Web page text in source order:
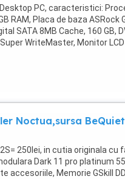
PC, caracteristici:
RAM, Placa de baza ASRock
SATA 8MB Cache, 160 GB,
WriteMaster, Monitor LCD
funcționare, bine ...
Noctua,sursa
250lei, in cutia originala cu
Dark 11 pro platinum
accesoriile, Memorie GSkill